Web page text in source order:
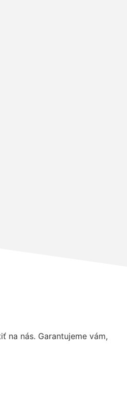
na nás. Garantujeme vám,